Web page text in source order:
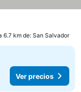
6.7 km de: San Salvador
Ver precios